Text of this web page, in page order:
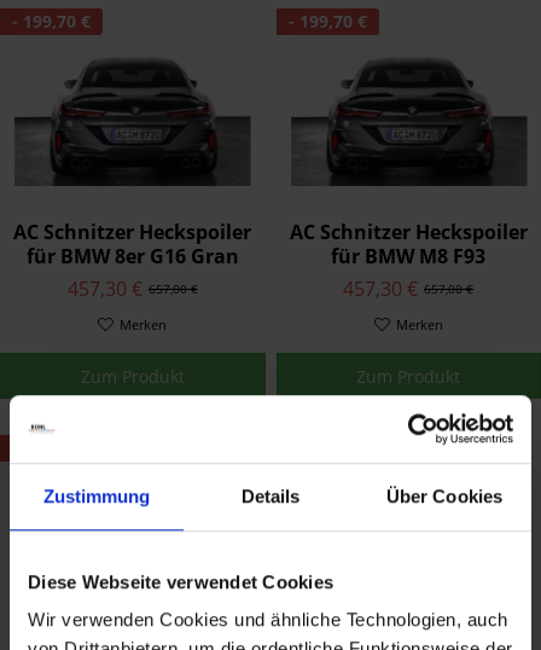
Zustimmung Details Über Cookies
Diese Webseite verwendet Cookies
Wir verwenden Cookies und ähnliche Technologien, auch
- 199,70 €
AC Schnitzer Heckspoiler
für BMW 8er G16 Gran
Coupé657,00 €
457,30 €
Merken
Zum Produkt
- 199,70 €
AC Schnitzer Heckspoiler
für BMW M8 F93
657,00 €
457,30 €
Merken
Zum Produkt